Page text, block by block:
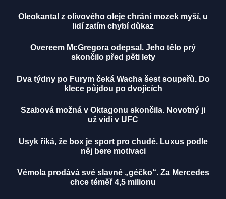
Oleokantal z olivového oleje chrání mozek myší, u
lidí zatím chybí důkaz
Overeem McGregora odepsal. Jeho tělo prý
skončilo před pěti lety
Dva týdny po Furym čeká Wacha šest soupeřů. Do
klece půjdou po dvojicích
Szabová možná v Oktagonu skončila. Novotný ji
už vidí v UFC
Usyk říká, že box je sport pro chudé. Luxus podle
něj bere motivaci
Vémola prodává své slavné „géčko“. Za Mercedes
chce téměř 4,5 milionu